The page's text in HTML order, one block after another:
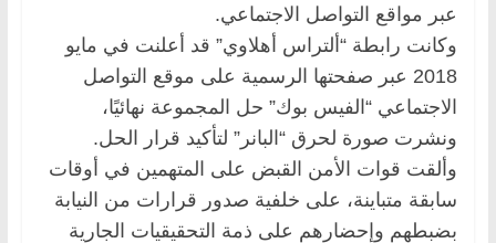
عبر مواقع التواصل الاجتماعي.
وكانت رابطة “ألتراس أهلاوي” قد أعلنت في مايو
2018 عبر صفحتها الرسمية على موقع التواصل
الاجتماعي “الفيس بوك” حل المجموعة نهائيًا،
ونشرت صورة لحرق “البانر” لتأكيد قرار الحل.
وألقت قوات الأمن القبض على المتهمين في أوقات
سابقة متباينة، على خلفية صدور قرارات من النيابة
بضبطهم وإحضارهم على ذمة التحقيقيات الجارية